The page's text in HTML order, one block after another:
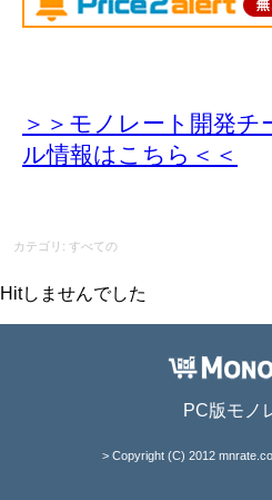
＞＞モノレート開発チ
ル情報はこちら＜＜
カテゴリ: すべての
Hitしませんでした
PC版モノ
> Copyright (C) 2012